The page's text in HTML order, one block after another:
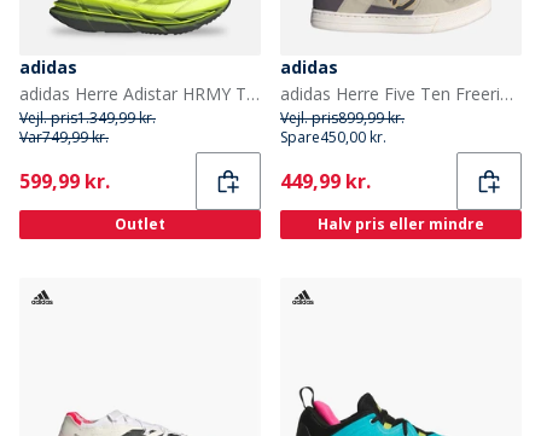
adidas
adidas Herre Adistar HRMY Træningssko Hi-Res Yellow/Iron Metallic/Core Black
Vejl. pris1.349,99 kr.
Var749,99 kr.
Current
599,99 kr.
Outlet
adidas
adidas Herre Five Ten Freerider Mountainbike Sko Putty Grey/Carbon/Oat
Vejl. pris899,99 kr.
Spare450,00 kr.
Current
449,99 kr.
Halv pris eller mindre